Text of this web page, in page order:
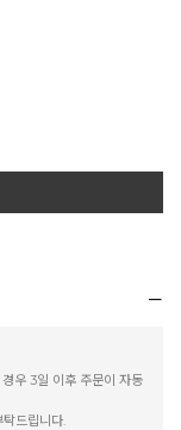
우 3일 이후 주문이 자동
드립니다.